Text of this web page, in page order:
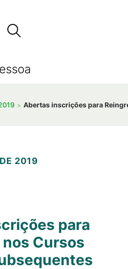
Abertas inscrições para
2019
para
Cursos